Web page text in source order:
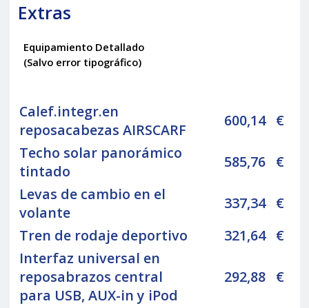
Extras
Equipamiento Detallado
(Salvo error tipográfico)
Calef.integr.en
reposacabezas AIRSCARF
600,14 €
Techo solar panorámico
tintado
585,76 €
Levas de cambio en el
volante
337,34 €
Tren de rodaje deportivo
321,64 €
Interfaz universal en
reposabrazos central
para USB, AUX-in y iPod
292,88 €